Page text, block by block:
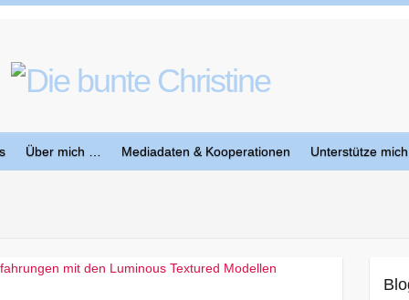
Über mich … Mediadaten & Kooperationen Unterstütze mich